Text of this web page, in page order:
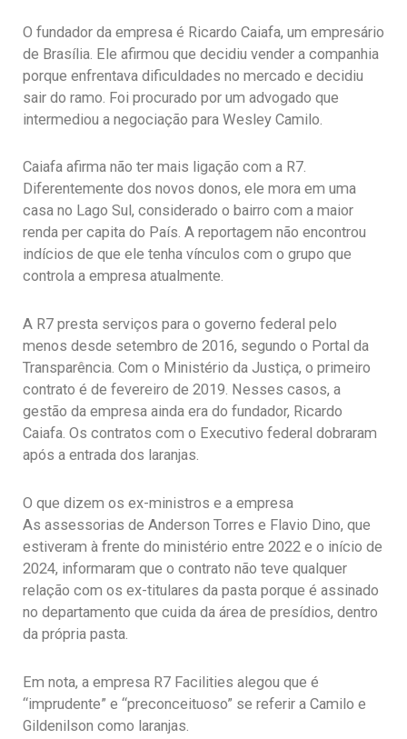
O fundador da empresa é Ricardo Caiafa, um empresário
de Brasília. Ele afirmou que decidiu vender a companhia
porque enfrentava dificuldades no mercado e decidiu
sair do ramo. Foi procurado por um advogado que
intermediou a negociação para Wesley Camilo.
Caiafa afirma não ter mais ligação com a R7.
Diferentemente dos novos donos, ele mora em uma
casa no Lago Sul, considerado o bairro com a maior
renda per capita do País. A reportagem não encontrou
indícios de que ele tenha vínculos com o grupo que
controla a empresa atualmente.
A R7 presta serviços para o governo federal pelo
menos desde setembro de 2016, segundo o Portal da
Transparência. Com o Ministério da Justiça, o primeiro
contrato é de fevereiro de 2019. Nesses casos, a
gestão da empresa ainda era do fundador, Ricardo
Caiafa. Os contratos com o Executivo federal dobraram
após a entrada dos laranjas.
O que dizem os ex-ministros e a empresa
As assessorias de Anderson Torres e Flavio Dino, que
estiveram à frente do ministério entre 2022 e o início de
2024, informaram que o contrato não teve qualquer
relação com os ex-titulares da pasta porque é assinado
no departamento que cuida da área de presídios, dentro
da própria pasta.
Em nota, a empresa R7 Facilities alegou que é
“imprudente” e “preconceituoso” se referir a Camilo e
Gildenilson como laranjas.